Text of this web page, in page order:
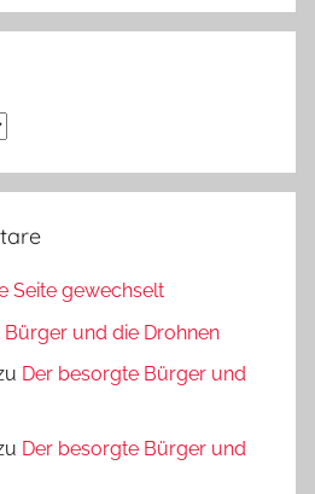
Seite gewechselt
und die Drohnen
Der besorgte Bürger und
Der besorgte Bürger und